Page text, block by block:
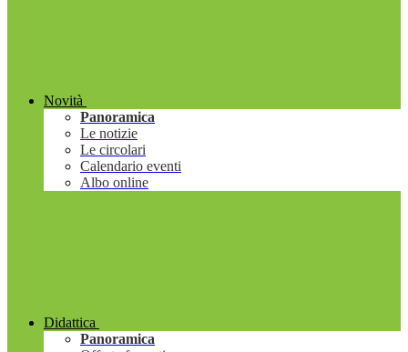
Novità
Panoramica
Le notizie
Le circolari
Calendario eventi
Albo online
Didattica
Panoramica